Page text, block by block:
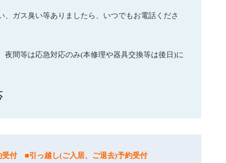
ガス臭い等ありましたら、いつでもお電話くださ
間等は応急対応のみ(本修理や器具交換等は後日)に
受付 ■引っ越し(ご入居、ご退去)予約受付